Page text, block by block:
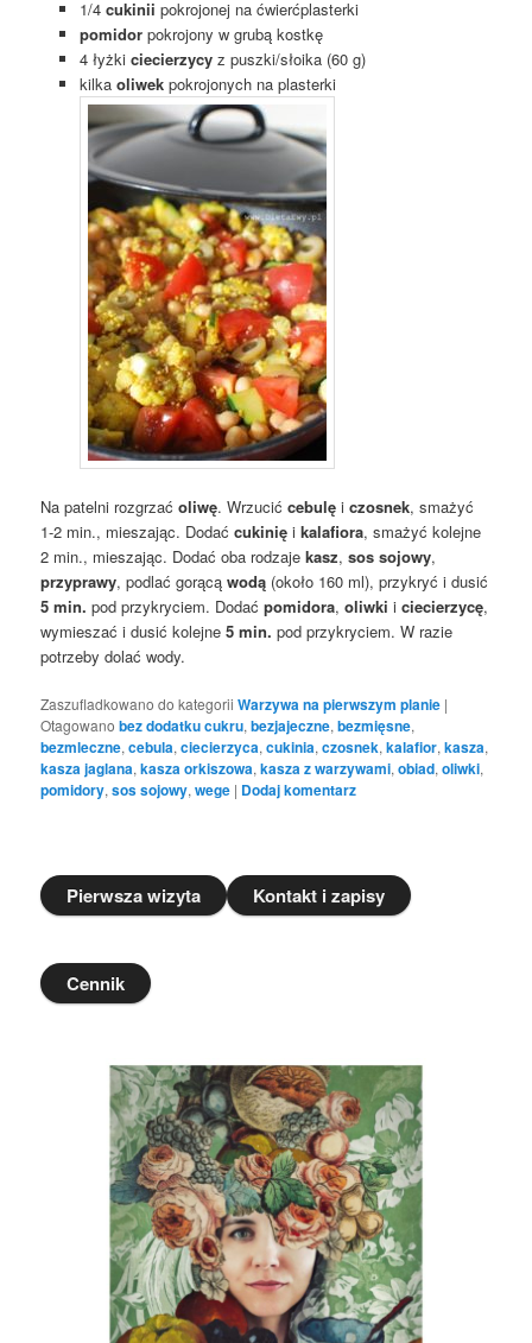
1/4 cukinii pokrojonej na ćwierćplasterki
pomidorpokrojony w grubą kostkę
4 łyżki ciecierzycyz puszki/słoika (60 g)
kilka oliwekpokrojonych na plasterki
Na patelni rozgrzaćoliwę. Wrzucićcebulę iczosnek, smażyć
1-2 min., mieszając. Dodaćcukinię ikalafiora, smażyć kolejne
2 min., mieszając. Dodać oba rodzajekasz,sos sojowy,
przyprawy, podlać gorącąwodą (około 160 ml), przykryć i dusić
5 min. pod przykryciem. Dodaćpomidora,oliwki iciecierzycę,
wymieszać i dusić kolejne5 min. pod przykryciem. W razie
potrzeby dolać wody.
Zaszufladkowano do kategorii Warzywa na pierwszym planie |
Otagowano bez dodatku cukru,bezjajeczne,bezmięsne,
bezmleczne,cebula,ciecierzyca,cukinia,czosnek,kalafior,kasza,
kasza jaglana,kasza orkiszowa,kasza z warzywami,obiad,oliwki,
pomidory,sos sojowy,wege | Dodaj komentarz
Pierwsza wizyta Kontakt i zapisy
Cennik